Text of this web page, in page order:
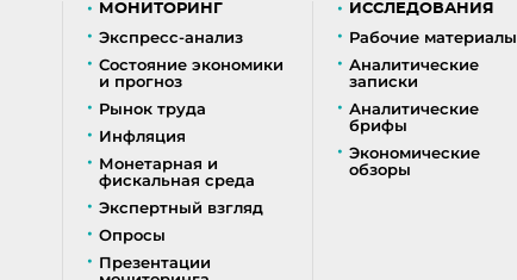
МОНИТОРИНГ
Экспресс-анализ
Состояние экономики
и прогноз
Рынок труда
Инфляция
Монетарная и
фискальная среда
Экспертный взгляд
Опросы
Презентации
ИССЛЕДОВАНИЯ
Рабочие материалы
Аналитические
записки
Аналитические
брифы
Экономические
обзоры